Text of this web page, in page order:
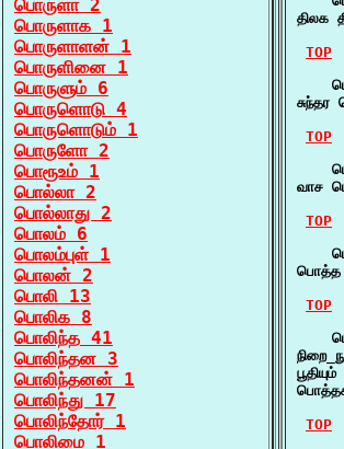
பொருளா 2
பொருளாக 1
பொருளாளன் 1
பொருளினை 1
பொருளும் 6
பொருளொடு 4
பொருளொடும் 1
பொருளோ 2
பொரூஉம் 1
பொல்லா 2
பொல்லாது 2
பொலம் 6
பொலம்புள் 1
பொலன் 2
பொலி 13
பொலிக 8
பொலிந்த 41
பொலிந்தன 3
பொலிந்தனன் 1
பொலிந்து 17
பொலிந்தோர் 1
பொலிமை 1
திலக
TOP
சுந்தர
TOP
வாச
TOP
பொத்த
TOP
TOP